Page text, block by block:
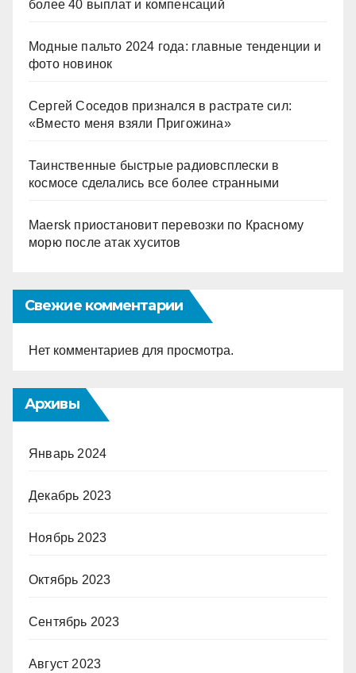
более 40 выплат и компенсаций
Модные пальто 2024 года: главные тенденции и
фото новинок
Сергей Соседов признался в растрате сил:
«Вместо меня взяли Пригожина»
Таинственные быстрые радиовсплески в
космосе сделались все более странными
Maersk приостановит перевозки по Красному
морю после атак хуситов
Свежие комментарии
Нет комментариев для просмотра.
Архивы
Январь 2024
Декабрь 2023
Ноябрь 2023
Октябрь 2023
Сентябрь 2023
Август 2023